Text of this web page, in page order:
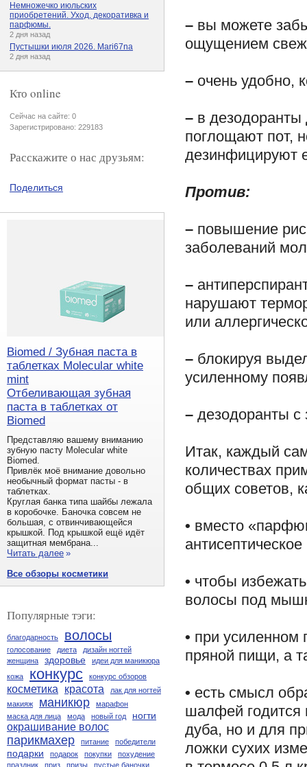
– вы можете
ощущением
– очень удобно,
– в дезодоранты
поглощают пот,
дезинфицируют
Против:
– повышение
заболеваний
–
нарушают
или
– блокируя
усиленному
– дезодоранты с
Итак, каждый
количествах
общих советов,
• вместо
• чтобы
волосы под
• при усиленном
пряной пищи, а
• есть смысл
шалфей годится
дуба, но и для
ложки сухих
Немножечко июльских
приобретений. Уход, декоративка и
парфюмы.
2 дня назад
Пустышки июля 2026. Mari67na
2 дня назад
Кто online
Сейчас на сайте: 0
Зарегистрировано: 229183
Расскажите о нас друзьям:
Поделиться
Biomed / Зубная паста в
таблетках Molecular white
mint
Отбеливающая зубная
паста в таблетках от
Biomed
Представляю вашему вниманию
зубную пасту Molecular white
Biomed.
Привлёк моё внимание довольно
необычный формат пасты - в
таблетках.
Круглая банка типа шайбы лежала
в коробочке. Баночка совсем не
большая, с отвинчивающейся
крышкой. Под крышкой ещё идёт
защитная мембрана...
Читать далее »
Все обзоры косметики
Популярные тэги:
благодарность волосы
голосование диета
дизайн ногтей
женщина
здоровье
идеи для маникюра
кожа
конкурс конкурс обзоров
косметика красота
лак для ногтей
макияж
маникюр
марафон
маска для лица
мода новый год ногти
окрашивание волос
парикмахер питание победители
подарки подарок покупки
похудение
праздник
приз призы пустые баночки